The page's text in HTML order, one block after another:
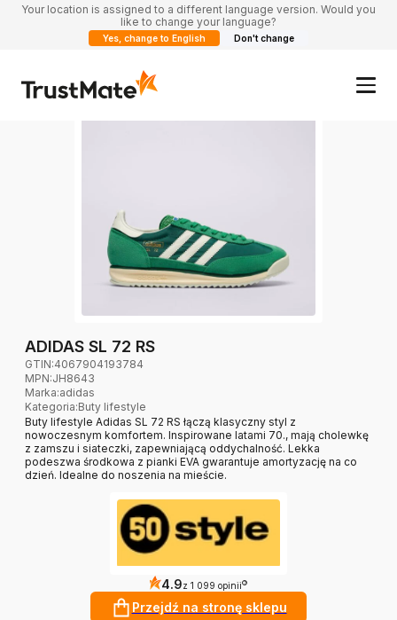
Your location is assigned to a different language version. Would you
like to change your language?
Yes, change to English Don't change
ADIDAS SL 72 RS
GTIN:4067904193784
MPN:JH8643
Marka:adidas
Kategoria:Buty lifestyle
Buty lifestyle Adidas SL 72 RS łączą klasyczny styl z
nowoczesnym komfortem. Inspirowane latami 70., mają cholewkę
z zamszu i siateczki, zapewniającą oddychalność. Lekka
podeszwa środkowa z pianki EVA gwarantuje amortyzację na co
dzień. Idealne do noszenia na mieście.
4.9z 1 099 opinii ?
Przejdź na stronę sklepu